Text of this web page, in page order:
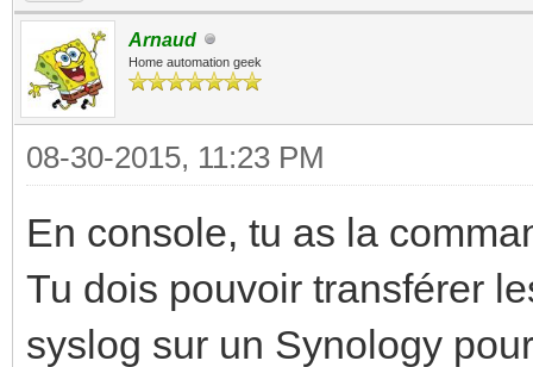
Arnaud
Home automation geek
08-30-2015, 11:23 PM
En console, tu as la
Tu dois pouvoir transférer
syslog sur un Synology